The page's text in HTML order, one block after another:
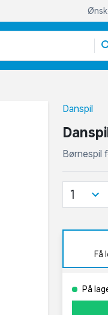
Danspil
Børnespil
1
Få
På